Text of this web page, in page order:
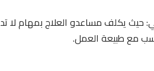
حيث يكلف مساعدو العلاج بمهام
مع طبيعة العمل.